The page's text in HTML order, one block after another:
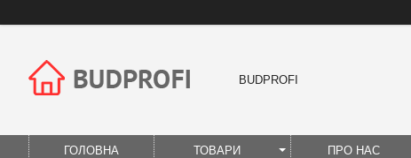
BUDPROFI
ГОЛОВНА ТОВАРИ ПРО НАС